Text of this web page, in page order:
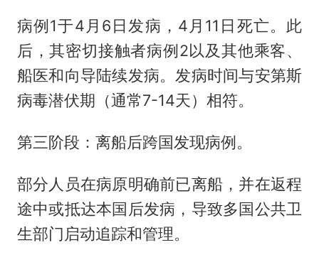
病例1于4月6日发病，4月11日死亡。此
后，其密切接触者病例2以及其他乘客、
船医和向导陆续发病。发病时间与安第斯
病毒潜伏期（通常7-14天）相符。
第三阶段：离船后跨国发现病例。
部分人员在病原明确前已离船，并在返程
途中或抵达本国后发病，导致多国公共卫
生部门启动追踪和管理。